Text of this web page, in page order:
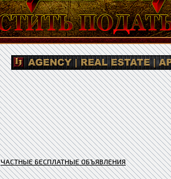
ЧАСТНЫЕ БЕСПЛАТНЫЕ ОБЪЯВЛЕНИЯ